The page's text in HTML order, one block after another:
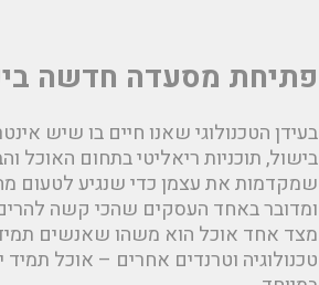
פתיחת מסעדה חדשה
בעידן הטכנולוגי שאנו חיים בו שיש
בישול, תוכניות ריאליטי בתחום האוכל
שמקדמות את עצמן כדי שנגיע לטעום
ומדובר באחד העסקים שהכי קשה להרים
מצד אחד אוכל הוא משהו שאנשים
טכנולוגיה וטרנדים אחרים – אוכל